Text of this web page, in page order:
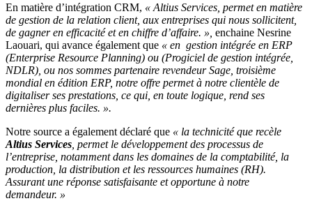
En matière d’intégration CRM, « Altius Services, permet en matière
de gestion de la relation client, aux entreprises qui nous sollicitent,
de gagner en efficacité et en chiffre d’affaire. », enchaine Nesrine
Laouari, qui avance également que « en gestion intégrée en ERP
(Enterprise Resource Planning) ou (Progiciel de gestion intégrée,
NDLR), ou nos sommes partenaire revendeur Sage, troisième
mondial en édition ERP, notre offre permet à notre clientèle de
digitaliser ses prestations, ce qui, en toute logique, rend ses
dernières plus faciles. ».
Notre source a également déclaré que « la technicité que recèle
Altius Services , permet le développement des processus de
l’entreprise, notamment dans les domaines de la comptabilité, la
production, la distribution et les ressources humaines (RH).
Assurant une réponse satisfaisante et opportune à notre
demandeur. »